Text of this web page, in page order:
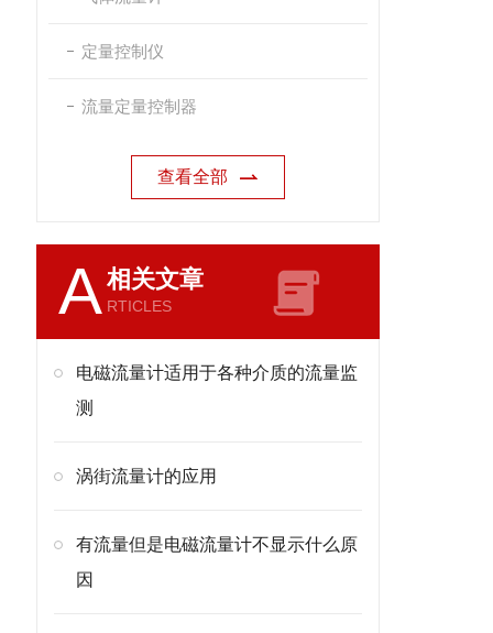
定量控制仪
流量定量控制器
查看全部
A相关文章
RTICLES
电磁流量计适用于各种介质的流量监
测
涡街流量计的应用
有流量但是电磁流量计不显示什么原
因